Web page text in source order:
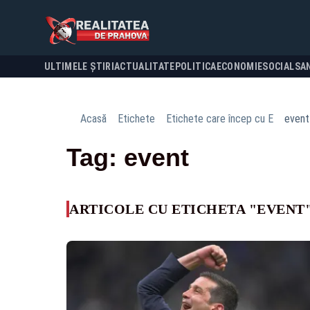
ULTIMELE ȘTIRI ACTUALITATE POLITICA ECONOMIESOCIAL
Acasă Etichete Etichete care încep cu E event
Tag: event
ARTICOLE CU ETICHETA